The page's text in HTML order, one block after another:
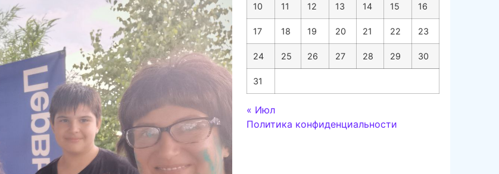
10 11 12 13 14 15 16
17 18 19 20 21 22 23
24 25 26 27 28 29 30
31
« Июл
Политика конфиденциальности